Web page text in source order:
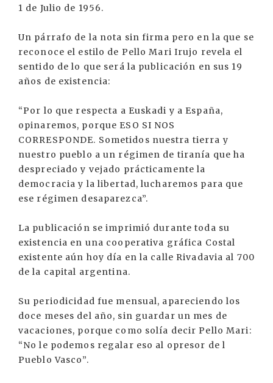
1 de Julio de 1956.
Un párrafo de la nota sin firma pero en la que se
reconoce el estilo de Pello Mari Irujo revela el
sentido de lo que será la publicación en sus 19
años de existencia:
“Por lo que respecta a Euskadi y a España,
opinaremos, porque ESO SI NOS
CORRESPONDE. Sometidos nuestra tierra y
nuestro pueblo a un régimen de tiranía que ha
despreciado y vejado prácticamente la
democracia y la libertad, lucharemos para que
ese régimen desaparezca”.
La publicación se imprimió durante toda su
existencia en una cooperativa gráfica Costal
existente aún hoy día en la calle Rivadavia al 700
de la capital argentina.
Su periodicidad fue mensual, apareciendo los
doce meses del año, sin guardar un mes de
vacaciones, porque como solía decir Pello Mari:
“No le podemos regalar eso al opresor de l
Pueblo Vasco”.